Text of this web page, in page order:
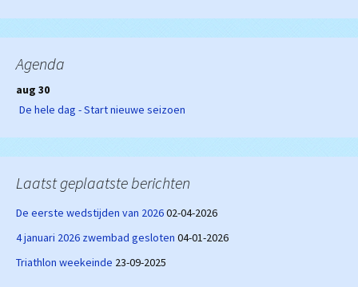
Agenda
aug 30
De hele dag - Start nieuwe seizoen
Laatst geplaatste berichten
De eerste wedstijden van 202602-04-2026
4 januari 2026 zwembad gesloten 04-01-2026
Triathlon weekeinde 23-09-2025